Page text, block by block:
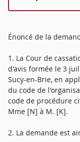
Énoncé de la
1. La Cour de
d'avis formée le 3
Sucy-en-Brie, en
du code de
code de procédure
Mme [N] à M. [K].
2. La demande est